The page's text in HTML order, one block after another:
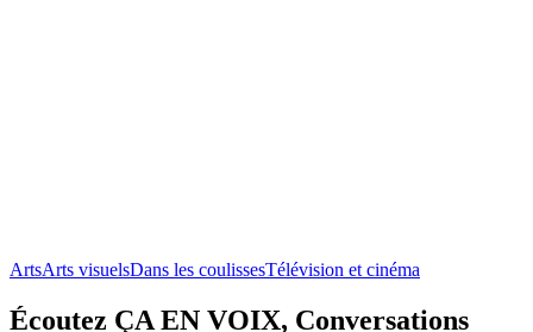
ArtsArts visuelsDans les coulissesTélévision et cinéma
Écoutez ÇA EN VOIX, Conversations